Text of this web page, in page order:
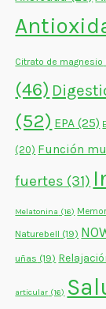
Citrato de magnesio
(46)
(52) EPA (25)
(20) Función
fuertes (31)
Melatonina (16)
Naturebell (19)
uñas (19)
articular (16)